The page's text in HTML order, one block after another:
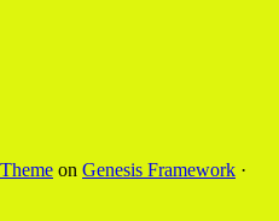
on Genesis Framework ·